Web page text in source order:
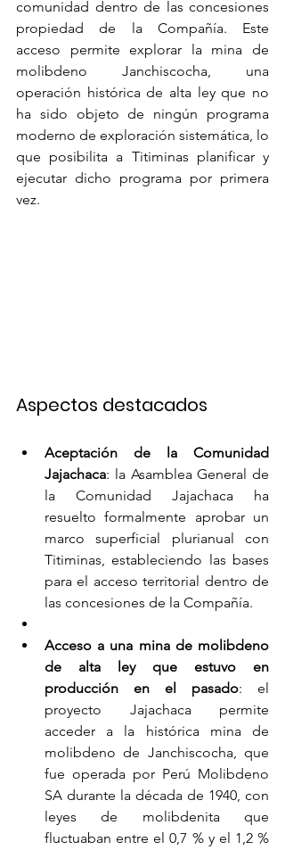
comunidad dentro de las concesiones
propiedad de la Compañía. Este
acceso permite explorar la mina de
molibdeno Janchiscocha, una
operación histórica de alta ley que no
ha sido objeto de ningún programa
moderno de exploración sistemática, lo
que posibilita a Titiminas planificar y
ejecutar dicho programa por primera
vez.
Aspectos destacados
Aceptación de la Comunidad
Jajachaca: la Asamblea General de
la Comunidad Jajachaca ha
resuelto formalmente aprobar un
marco superficial plurianual con
Titiminas, estableciendo las bases
para el acceso territorial dentro de
las concesiones de la Compañía.
Acceso a una mina de molibdeno
de alta ley que estuvo en
producción en el pasado: el
proyecto Jajachaca permite
acceder a la histórica mina de
molibdeno de Janchiscocha, que
fue operada por Perú Molibdeno
SA durante la década de 1940, con
leyes de molibdenita que
fluctuaban entre el 0,7 % y el 1,2 %